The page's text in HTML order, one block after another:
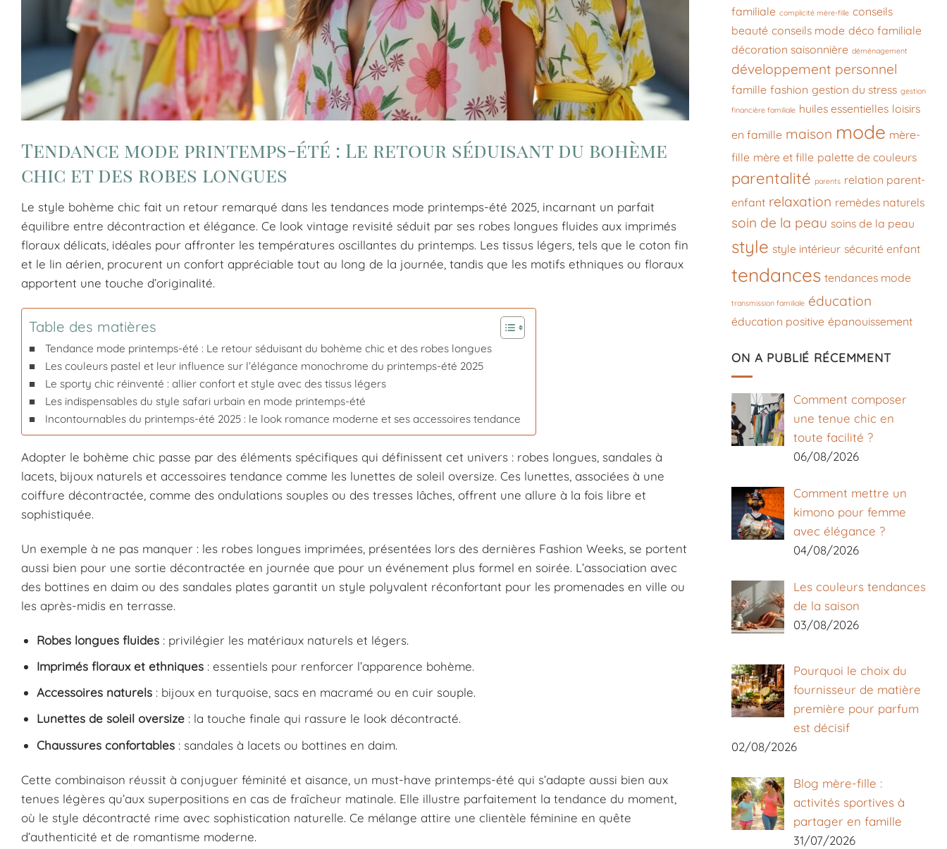
Tendance mode printemps-été : Le retour séduisant du bohème
chic et des robes longues
Le style bohème chic fait un retour remarqué dans les tendances mode printemps-été 2025, incarnant un parfait
équilibre entre décontraction et élégance. Ce look vintage revisité séduit par ses robes longues fluides aux imprimés
floraux délicats, idéales pour affronter les températures oscillantes du printemps. Les tissus légers, tels que le coton fin
et le lin aérien, procurent un confort appréciable tout au long de la journée, tandis que les motifs ethniques ou floraux
apportent une touche d’originalité.
Table des matières
Tendance mode printemps-été : Le retour séduisant du bohème chic et des robes longues
Les couleurs pastel et leur influence sur l’élégance monochrome du printemps-été 2025
Le sporty chic réinventé : allier confort et style avec des tissus légers
Les indispensables du style safari urbain en mode printemps-été
Incontournables du printemps-été 2025 : le look romance moderne et ses accessoires tendance
Adopter le bohème chic passe par des éléments spécifiques qui définissent cet univers : robes longues, sandales à
lacets, bijoux naturels et accessoires tendance comme les lunettes de soleil oversize. Ces lunettes, associées à une
coiffure décontractée, comme des ondulations souples ou des tresses lâches, offrent une allure à la fois libre et
sophistiquée.
Un exemple à ne pas manquer : les robes longues imprimées, présentées lors des dernières Fashion Weeks, se portent
aussi bien pour une sortie décontractée en journée que pour un événement plus formel en soirée. L’association avec
des bottines en daim ou des sandales plates garantit un style polyvalent réconfortant pour les promenades en ville ou
les après-midis en terrasse.
Robes longues fluides : privilégier les matériaux naturels et légers.
Imprimés floraux et ethniques : essentiels pour renforcer l’apparence bohème.
Accessoires naturels : bijoux en turquoise, sacs en macramé ou en cuir souple.
Lunettes de soleil oversize : la touche finale qui rassure le look décontracté.
Chaussures confortables : sandales à lacets ou bottines en daim.
Cette combinaison réussit à conjuguer féminité et aisance, un must-have printemps-été qui s’adapte aussi bien aux
tenues légères qu’aux superpositions en cas de fraîcheur matinale. Elle illustre parfaitement la tendance du moment,
où le style décontracté rime avec sophistication naturelle. Ce mélange attire une clientèle féminine en quête
d’authenticité et de romantisme moderne.
familiale complicité mère-fille conseils
beauté conseils mode déco familiale
décoration saisonnière déménagement
développement personnel
famille fashion gestion du stress gestion
financière familiale huiles essentielles loisirs
en famille maison mode mère-
fille mère et fille palette de couleurs
parentalité parents relation parent-
enfant relaxation remèdes naturels
soin de la peau soins de la peau
style style intérieur sécurité enfant
tendances tendances mode
transmission familiale éducation
éducation positive épanouissement
ON A PUBLIÉ RÉCEMMENT
Comment composer
une tenue chic en
toute facilité ?
06/08/2026
Comment mettre un
kimono pour femme
avec élégance ?
04/08/2026
Les couleurs tendances
de la saison
03/08/2026
Pourquoi le choix du
fournisseur de matière
première pour parfum
est décisif
02/08/2026
Blog mère-fille :
activités sportives à
partager en famille
31/07/2026